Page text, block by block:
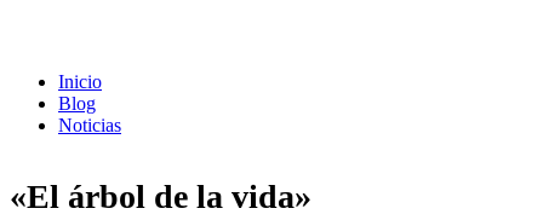
Inicio
Blog
Noticias
«El árbol de la vida»